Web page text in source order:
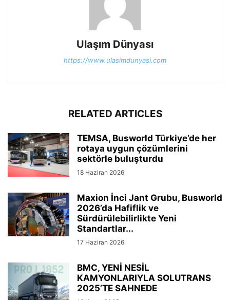
Ulaşım Dünyası
https://www.ulasimdunyasi.com
RELATED ARTICLES
TEMSA, Busworld Türkiye’de her
rotaya uygun çözümlerini
sektörle buluşturdu
18 Haziran 2026
Maxion İnci Jant Grubu, Busworld
2026’da Hafiflik ve
Sürdürülebilirlikte Yeni
Standartlar...
17 Haziran 2026
BMC, YENİ NESİL
KAMYONLARIYLA SOLUTRANS
2025’TE SAHNEDE